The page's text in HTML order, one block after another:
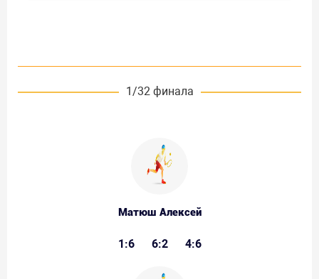
1/32 финала
Матюш Алексей
1:6 6:2 4:6